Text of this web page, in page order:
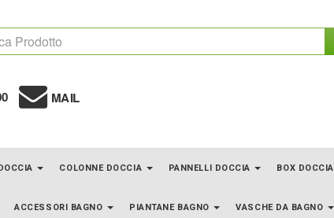
MAIL
COLONNE DOCCIA PANNELLI DOCCIA BOX DOCCIA
ACCESSORI BAGNO PIANTANE BAGNO VASCHE DA BAGNO